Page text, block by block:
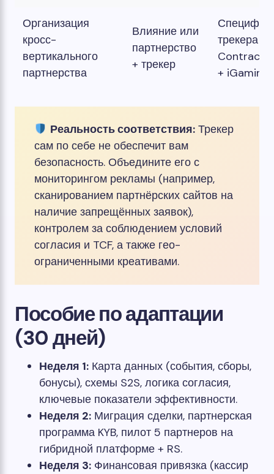
Организация
кросс-
вертикального
партнерства
Влияние или
партнерство
+ трекер
трекера
+ iGaming
Реальность соответствия:Трекер
сам по себе не обеспечит вам
безопасность. Объедините его с
мониторингом рекламы (например,
сканированием партнёрских сайтов на
наличие запрещённых заявок),
контролем за соблюдением условий
согласия и TCF, а также гео-
ограниченными креативами.
Пособие по адаптации
(30 дней)
Неделя 1: Карта данных (события, сборы,
бонусы), схемы S2S, логика согласия,
ключевые показатели эффективности.
Неделя 2: Миграция сделки, партнерская
программа KYB, пилот 5 партнеров на
гибридной платформе + RS.
Неделя 3: Финансовая привязка (кассир